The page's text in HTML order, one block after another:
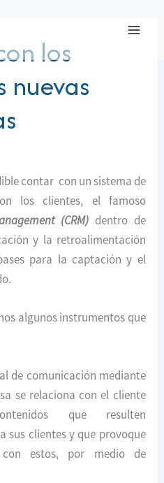
los
nuevas
contar con un sistema de
los clientes, el famoso
(CRM) dentro de
y la retroalimentación
para la captación y el
algunos instrumentos que
de comunicación mediante
se relaciona con el cliente
que resulten
sus clientes y que provoque
estos, por medio de